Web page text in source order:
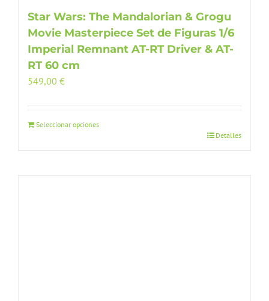
Star Wars: The Mandalorian & Grogu
Movie Masterpiece Set de Figuras 1/6
Imperial Remnant AT-RT Driver & AT-
RT 60 cm
549,00 €
Seleccionar opciones
Detalles